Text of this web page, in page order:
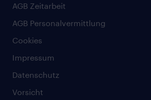
AGB Zeitarbeit
AGB Personalvermittlung
Cookies
Impressum
Datenschutz
Vorsicht